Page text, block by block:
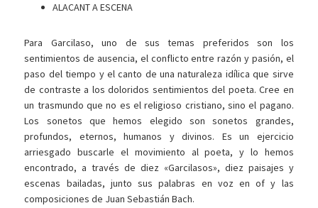
ALACANT A ESCENA
Para Garcilaso, uno de sus temas preferidos son los
sentimientos de ausencia, el conflicto entre razón y pasión, el
paso del tiempo y el canto de una naturaleza idílica que sirve
de contraste a los doloridos sentimientos del poeta. Cree en
un trasmundo que no es el religioso cristiano, sino el pagano.
Los sonetos que hemos elegido son sonetos grandes,
profundos, eternos, humanos y divinos. Es un ejercicio
arriesgado buscarle el movimiento al poeta, y lo hemos
encontrado, a través de diez «Garcilasos», diez paisajes y
escenas bailadas, junto sus palabras en voz en of y las
composiciones de Juan Sebastián Bach.